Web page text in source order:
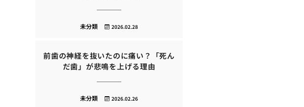
2026.02.28
未分類
前歯の神経を抜いたのに痛い？「死ん
だ歯」が悲鳴を上げる理由
2026.02.26
未分類